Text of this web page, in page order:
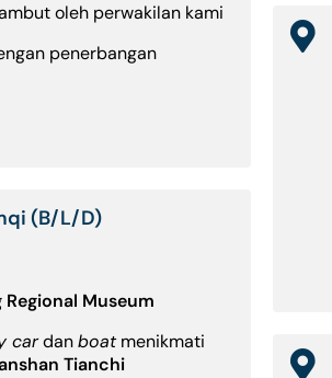
oleh perwakilan kami
penerbangan
(B/L/D)
Regional Museum
cardanboatmenikmati
Tianchi